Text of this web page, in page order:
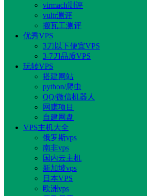
virmach测评
vultr测评
搬瓦工测评
优秀VPS
3刀以下便宜VPS
3-7刀品质VPS
玩转VPS
搭建网站
python/爬虫
QQ/微信机器人
网赚项目
自建网盘
VPS主机大全
俄罗斯vps
南非vps
国内云主机
新加坡vps
日本VPS
欧洲vps